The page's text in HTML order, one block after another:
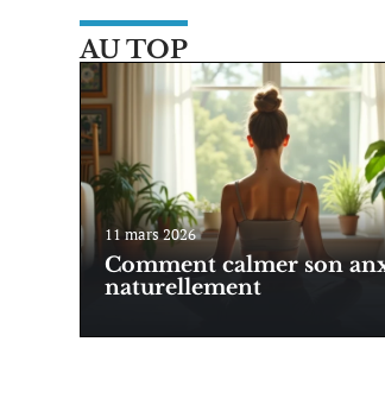
AU TOP
11 mars 2026
Comment calmer son
naturellement